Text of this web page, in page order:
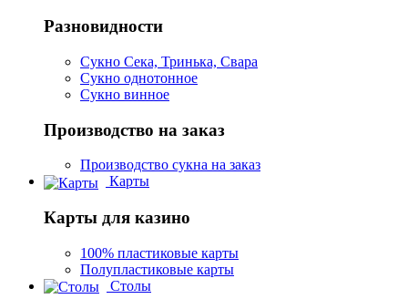
Разновидности
Сукно Сека, Тринька, Свара
Сукно однотонное
Сукно винное
Производство на заказ
Производство сукна на заказ
Карты
Карты для казино
100% пластиковые карты
Полупластиковые карты
Столы